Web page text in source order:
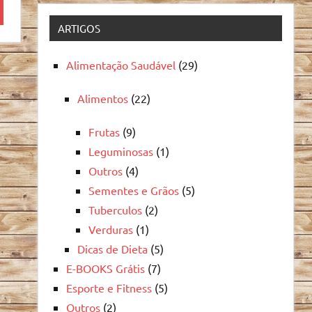
ARTIGOS
Alimentação Saudável (29)
Alimentos (22)
Frutas (9)
Leguminosas (1)
Outros (4)
Sementes e Grãos (5)
Tuberculos (2)
Verduras (1)
Dicas de Dieta (5)
E-BOOKS Grátis (7)
Esporte e Fitness (5)
Outros (2)